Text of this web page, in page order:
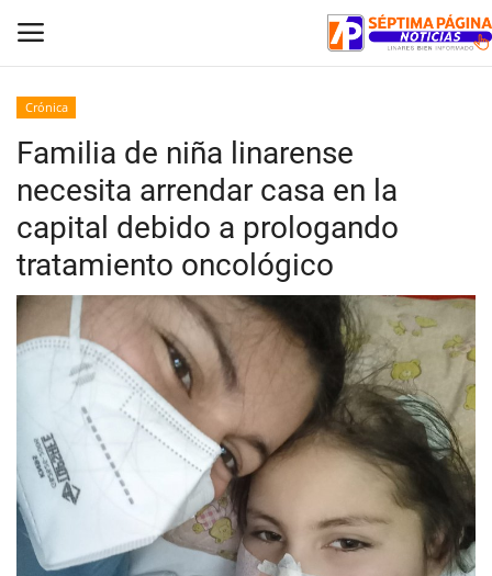
Inicio
Crónica
Policial
Tribunales
Deporte
Política
Espectáculos
Crónica
Familia de niña linarense
necesita arrendar casa en la
capital debido a prologando
tratamiento oncológico